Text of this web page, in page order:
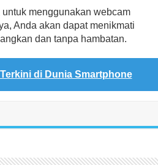
menggunakan webcam
Anda akan dapat menikmati
dan tanpa hambatan.
di Dunia Smartphone